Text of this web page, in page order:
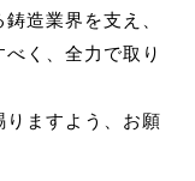
造業界を支え、
く、全力で取り
ますよう、お願